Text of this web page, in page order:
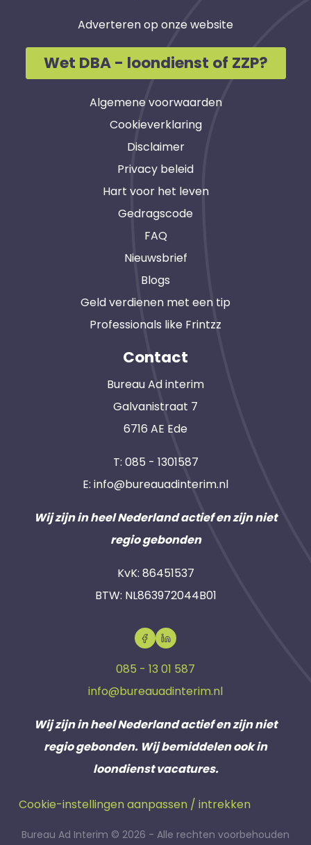
Adverteren op onze website
Wet DBA - loondienst of ZZP?
Algemene voorwaarden
Cookieverklaring
Disclaimer
Privacy beleid
Hart voor het leven
Gedragscode
FAQ
Nieuwsbrief
Blogs
Geld verdienen met een tip
Professionals like Frintzz
Contact
Bureau Ad interim
Galvanistraat 7
6716 AE Ede
T: 085 - 1301587
E: info@bureauadinterim.nl
Wij zijn in heel Nederland actief en zijn niet
regio gebonden
KvK: 86451537
BTW: NL863972044B01
085 - 13 01 587
info@bureauadinterim.nl
Wij zijn in heel Nederland actief en zijn niet
regio gebonden. Wij bemiddelen ook in
loondienst vacatures.
Cookie-instellingen aanpassen / intrekken
Bureau Ad Interim © 2026 - Alle rechten voorbehouden